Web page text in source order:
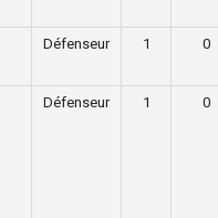
Défenseur 1 0
Défenseur 1 0